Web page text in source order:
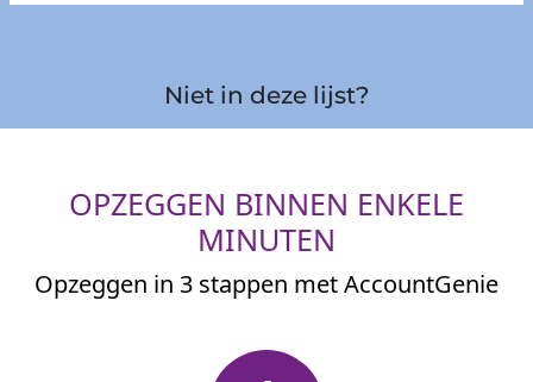
Niet in deze lijst?
OPZEGGEN BINNEN ENKELE
MINUTEN
Opzeggen in 3 stappen met AccountGenie